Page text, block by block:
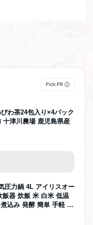
わ茶24包入り×4パック
十津川農場 鹿児島県産
圧力鍋 4L アイリスオー
飯器 炊飯 米 白米 低温
込み 発酵 簡単 手軽 料
ト レシピブック 蓋付